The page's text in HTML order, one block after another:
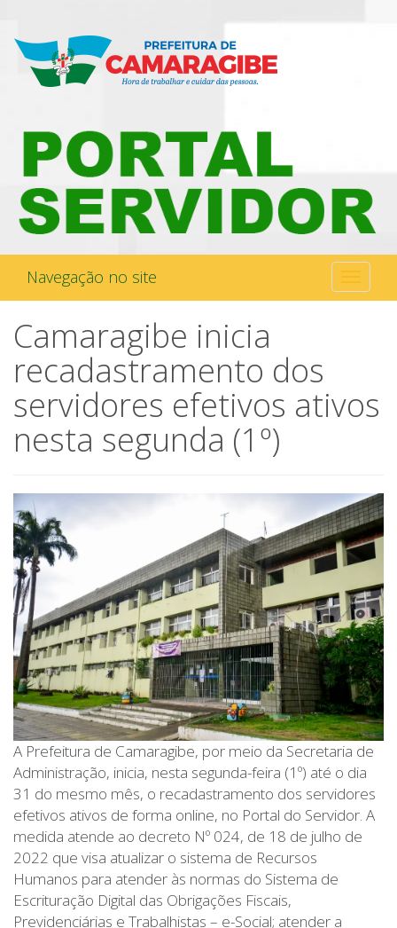
Toggle
Navegação no site
Camaragibe inicia
recadastramento dos
servidores efetivos ativos
nesta segunda (1º)
A Prefeitura de Camaragibe, por meio da Secretaria de
Administração, inicia, nesta segunda-feira (1º) até o dia
31 do mesmo mês, o recadastramento dos servidores
efetivos ativos de forma online, no Portal do Servidor. A
medida atende ao decreto Nº 024, de 18 de julho de
2022 que visa atualizar o sistema de Recursos
Humanos para atender às normas do Sistema de
Escrituração Digital das Obrigações Fiscais,
Previdenciárias e Trabalhistas – e-Social; atender a